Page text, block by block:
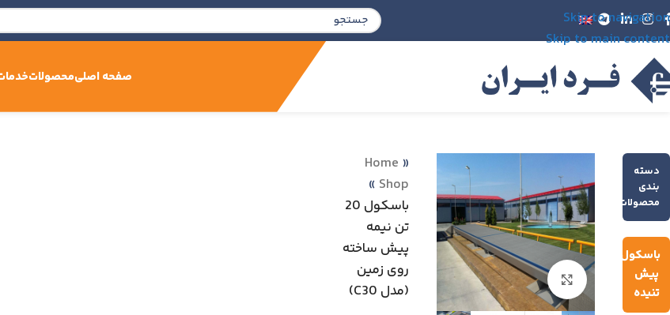
Skip to navigation
Skip to main content
صفحه اصلیمحصولات
دسته
بندی
محصولات
باسکول
پیش
تنیده
Click to enlarge
Home »
Shop
»
باسكول 20
تن نیمه
پیش ساخته
روی زمين
(مدل C30)